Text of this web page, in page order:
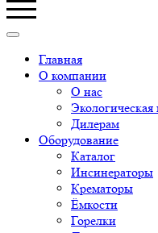
Главная
О компании
О нас
Дилерам
Оборудование
Каталог
Инсинераторы
Крематоры
Ёмкости
Горелки